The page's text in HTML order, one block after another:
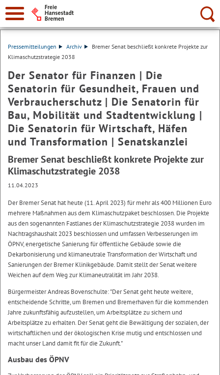
Suche:
Pressemitteilungen Archiv
Bremer Senat beschließt konkrete Projekte zur
Klimaschutzstrategie 2038
Der Senator für Finanzen | Die
Senatorin für Gesundheit, Frauen und
Verbraucherschutz | Die Senatorin für
Bau, Mobilität und Stadtentwicklung |
Die Senatorin für Wirtschaft, Häfen
und Transformation | Senatskanzlei
Bremer Senat beschließt konkrete Projekte zur
Klimaschutzstrategie 2038
11.04.2023
Der Bremer Senat hat heute (11. April 2023) für mehr als 400 Millionen Euro
mehrere Maßnahmen aus dem Klimaschutzpaket beschlossen. Die Projekte
aus den sogenannten Fastlanes der Klimaschutzstrategie 2038 wurden im
Nachtragshaushalt 2023 beschlossen und umfassen Verbesserungen im
ÖPNV, energetische Sanierung für öffentliche Gebäude sowie die
Dekarbonisierung und klimaneutrale Transformation der Wirtschaft und
Sanierungen der Bremer Klinikgebäude. Damit stellt der Senat weitere
Weichen auf dem Weg zur Klimaneutralität im Jahr 2038.
Bürgermeister Andreas Bovenschulte: "Der Senat geht heute weitere,
entscheidende Schritte, um Bremen und Bremerhaven für die kommenden
Jahre zukunftsfähig aufzustellen, um Arbeitsplätze zu sichern und
Arbeitsplätze zu erhalten. Der Senat geht die Bewältigung der sozialen, der
wirtschaftlichen und der ökologischen Krise mutig und entschlossen und
macht unser Land damit fit für die Zukunft."
Ausbau des ÖPNV